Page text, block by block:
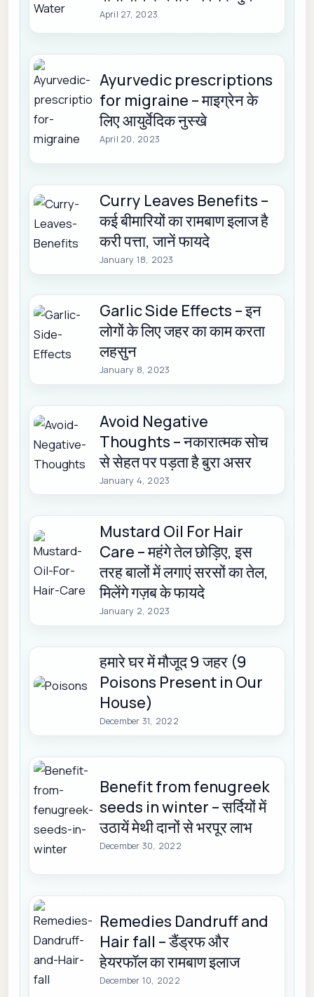
April 27, 2023
Ayurvedic prescriptions
for migraine – माइग्रेन के
लिए आयुर्वेदिक नुस्खे
April 20, 2023
Curry Leaves Benefits –
कई बीमारियों का रामबाण इलाज है
करी पत्ता, जानें फायदे
January 18, 2023
Garlic Side Effects – इन
लोगों के लिए जहर का काम करता
लहसुन
January 8, 2023
Avoid Negative
Thoughts – नकारात्मक सोच
से सेहत पर पड़ता है बुरा असर
January 4, 2023
Mustard Oil For Hair
Care – महंगे तेल छोड़िए, इस
तरह बालों में लगाएं सरसों का तेल,
मिलेंगे गज़ब के फायदे
January 2, 2023
हमारे घर में मौजूद 9 जहर (9
Poisons Present in Our
House)
December 31, 2022
Benefit from fenugreek
seeds in winter – सर्दियों में
उठायें मेथी दानों से भरपूर लाभ
December 30, 2022
Remedies Dandruff and
Hair fall – डैंड्रफ और
हेयरफॉल का रामबाण इलाज
December 10, 2022